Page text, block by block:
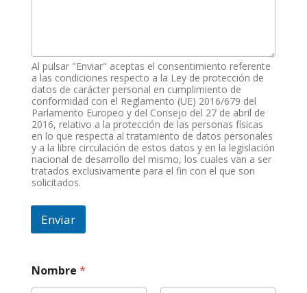
Al pulsar "Enviar" aceptas el consentimiento referente
a las condiciones respecto a la Ley de protección de
datos de carácter personal en cumplimiento de
conformidad con el Reglamento (UE) 2016/679 del
Parlamento Europeo y del Consejo del 27 de abril de
2016, relativo a la protección de las personas físicas
en lo que respecta al tratamiento de datos personales
y a la libre circulación de estos datos y en la legislación
nacional de desarrollo del mismo, los cuales van a ser
tratados exclusivamente para el fin con el que son
solicitados.
Enviar
Nombre *